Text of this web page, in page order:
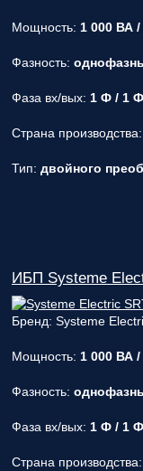
Мощность: 1 000 ВА
Фазность:
Фаза вх/вых: 1 Ф / 1 Ф
Страна производства:
Тип: двойного
ИБП Systeme
Бренд: Systeme
Мощность: 1 000 ВА
Фазность:
Фаза вх/вых: 1 Ф / 1 Ф
Страна производства: